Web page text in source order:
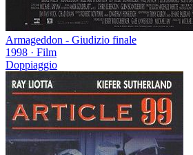
Armageddon - Giudizio finale
1998 · Film
Doppiaggio